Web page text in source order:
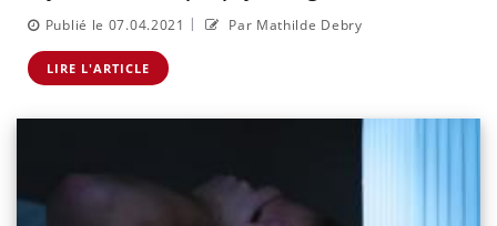
Publié le 07.04.2021 | Par Mathilde Debry
LIRE L'ARTICLE